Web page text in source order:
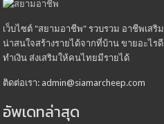
เว็บไซต์ "สยามอาชีพ" รวบรวม อาชีพเสริ
น่าสนใจสร้างรายได้จากที่บ้าน ขายอะไ
ทำเงิน ส่งเสริมให้คนไทยมีรายได้
ติดต่อเรา: admin@siamarcheep.com
อัพเดทล่าสุด